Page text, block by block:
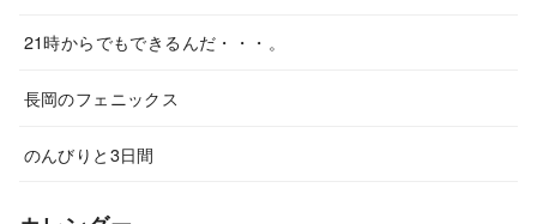
21時からでもできるんだ・・・。
長岡のフェニックス
のんびりと3日間